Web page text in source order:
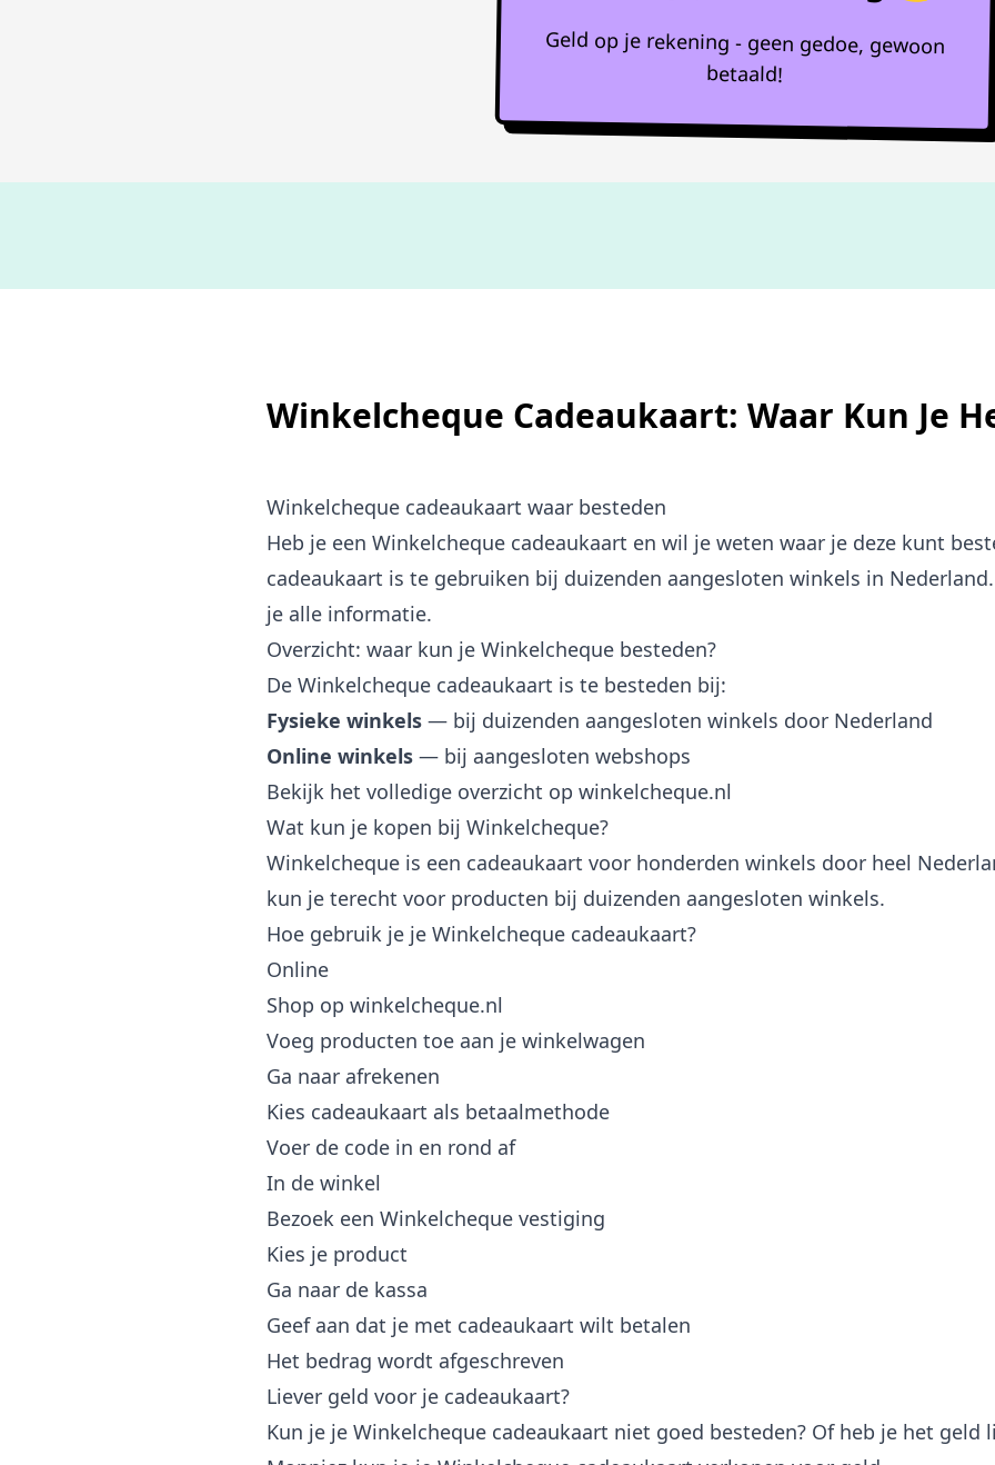
Geld op je rekening - geen gedoe, gewoon
betaald!
Winkelcheque Cadeaukaart: Waar Kun Je
Winkelcheque cadeaukaart waar besteden
Heb je een Winkelcheque cadeaukaart en wil je weten waar je deze kunt
cadeaukaart is te gebruiken bij duizenden aangesloten winkels in
je alle informatie.
Overzicht: waar kun je Winkelcheque besteden?
De Winkelcheque cadeaukaart is te besteden bij:
Fysieke winkels — bij duizenden aangesloten winkels door Nederland
Online winkels — bij aangesloten webshops
Bekijk het volledige overzicht op winkelcheque.nl
Wat kun je kopen bij Winkelcheque?
Winkelcheque is een cadeaukaart voor honderden winkels door heel
kun je terecht voor producten bij duizenden aangesloten winkels.
Hoe gebruik je je Winkelcheque cadeaukaart?
Online
Shop op winkelcheque.nl
Voeg producten toe aan je winkelwagen
Ga naar afrekenen
Kies cadeaukaart als betaalmethode
Voer de code in en rond af
In de winkel
Bezoek een Winkelcheque vestiging
Kies je product
Ga naar de kassa
Geef aan dat je met cadeaukaart wilt betalen
Het bedrag wordt afgeschreven
Liever geld voor je cadeaukaart?
Kun je je Winkelcheque cadeaukaart niet goed besteden? Of heb je het geld